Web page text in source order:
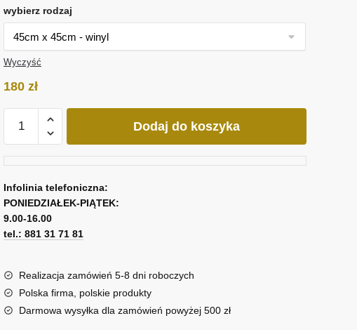
wybierz rodzaj
Wyczyść
180 zł
Kopia
Wach
-
w
krainie
-
autoportret
Dodaj do koszyka
Infolinia telefoniczna:
PONIEDZIAŁEK-PIĄTEK:
9.00-16.00
tel.: 881 31 71 81
Realizacja zamówień 5-8 dni roboczych
Polska firma, polskie produkty
Darmowa wysyłka dla zamówień powyżej 500 zł